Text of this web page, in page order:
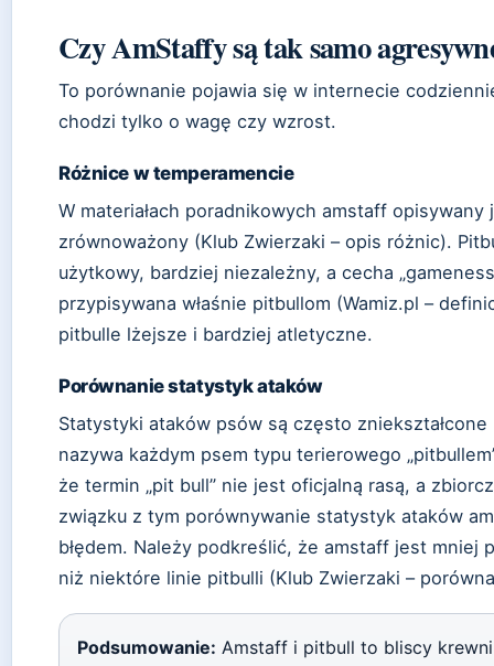
Czy AmStaffy są tak samo
To porównanie pojawia się w internecie
chodzi tylko o wagę czy wzrost.
Różnice w temperamencie
W materiałach poradnikowych amstaff
zrównoważony (Klub Zwierzaki – opis różnic).
użytkowy, bardziej niezależny, a cecha
przypisywana właśnie pitbullom (Wamiz.pl –
pitbulle lżejsze i bardziej atletyczne.
Porównanie statystyk ataków
Statystyki ataków psów są często
nazywa każdym psem typu terierowego
że termin „pit bull” nie jest oficjalną rasą, a
związku z tym porównywanie statystyk ataków
błędem. Należy podkreślić, że amstaff jest mniej
niż niektóre linie pitbulli (Klub Zwierzaki –
Podsumowanie: Amstaff i pitbull to bliscy